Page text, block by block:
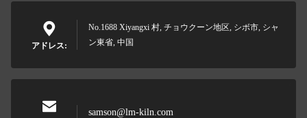
アドレス:
No.1688 Xiyangxi 村, チョウクーン地区, シボ市, シャ
ン東省, 中国
samson@lm-kiln.com